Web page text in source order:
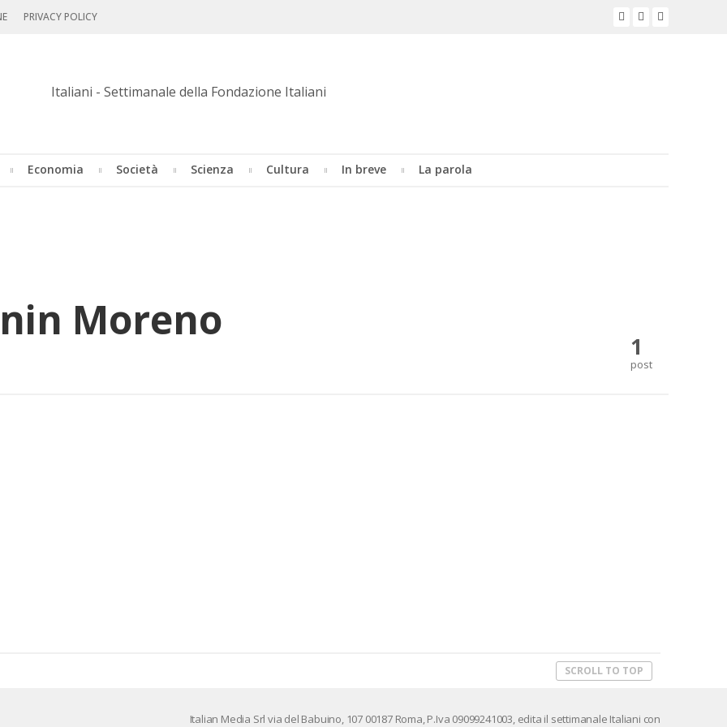
PRIVACY POLICY
Economia Società Scienza Cultura In breve La parola
Moreno
1
post
SCROLL TO TOP
Ita­lian Me­dia Srl via del Ba­bui­no, 107 00187 Roma, P.Iva 09099241003, edi­ta il set­ti­ma­na­le Ita­lia­ni con